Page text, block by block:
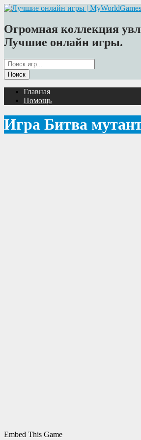
Огромная коллекция
Лучшие онлайн игры.
Главная
Помощь
Игра Битва
Embed This Game